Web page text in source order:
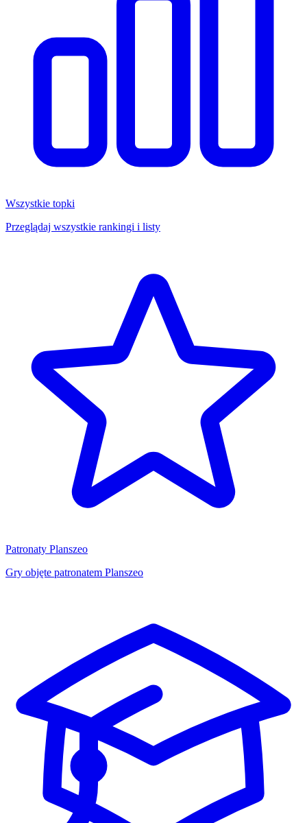
Wszystkie topki
Przeglądaj wszystkie rankingi i listy
Patronaty Planszeo
Gry objęte patronatem Planszeo